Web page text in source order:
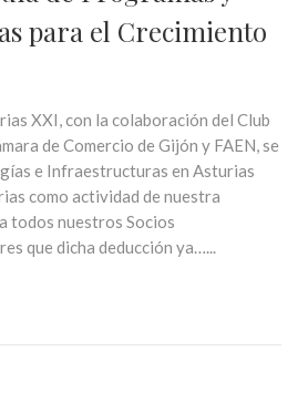
para el Crecimiento
XXI, con la colaboración del Club
de Comercio de Gijón y FAEN, se
e Infraestructuras en Asturias
como actividad de nuestra
todos nuestros Socios
que dicha deducción ya…...